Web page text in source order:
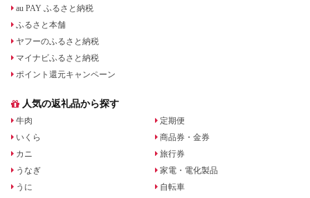
au PAY ふるさと納税
ふるさと本舗
ヤフーのふるさと納税
マイナビふるさと納税
ポイント還元キャンペーン
人気の返礼品から探す
牛肉
いくら
カニ
うなぎ
うに
定期便
商品券・金券
旅行券
家電・電化製品
自転車